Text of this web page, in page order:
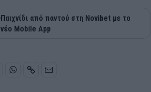
Παιχνίδι από παντού στη Novibet με το
νέο Mobile App